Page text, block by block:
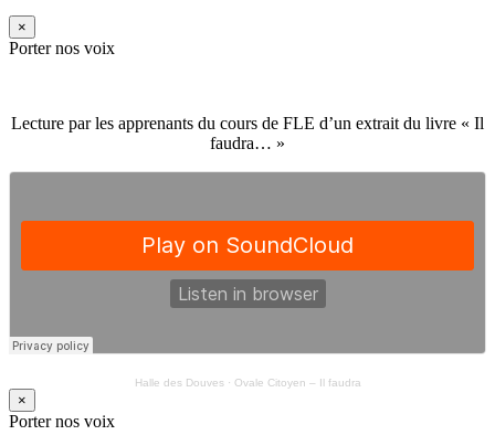
×
Porter nos voix
Lecture par les apprenants du cours de FLE d’un extrait du livre « Il
faudra… »
Halle des Douves· Ovale Citoyen – Il faudra
×
Porter nos voix